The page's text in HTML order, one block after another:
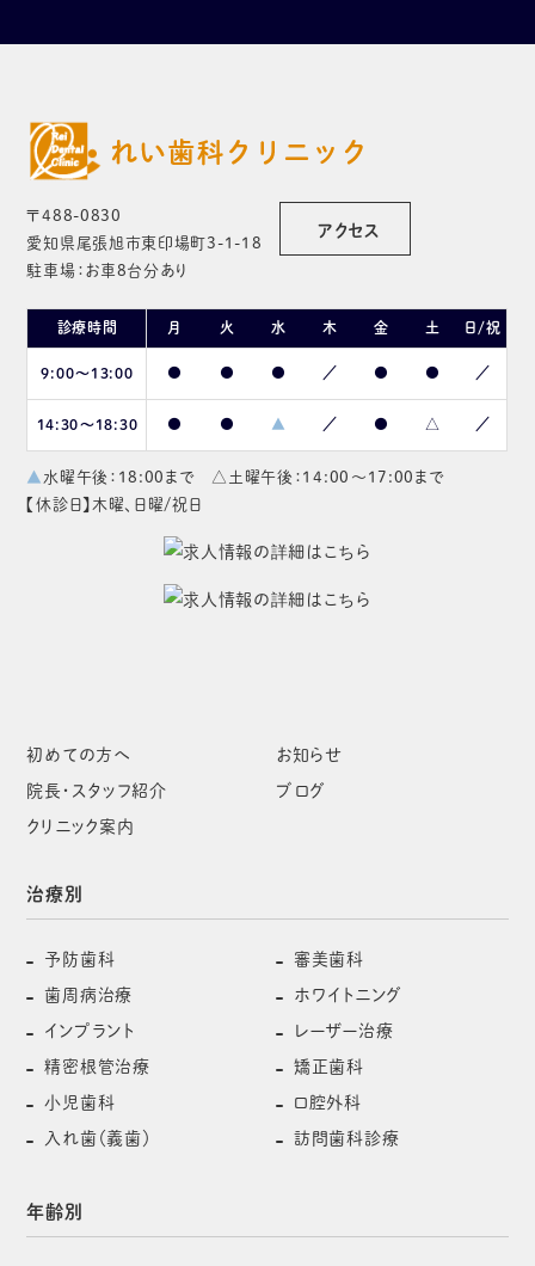
〒488-0830
愛知県尾張旭市東印場町3-1-18
駐車場：お車8台分あり
アクセス
診療時間 月 火 水 木 金 土 日/祝
9:00〜13:00 ● ● ● ／ ● ● ／
14:30〜18:30 ● ● ▲ ／ ● △ ／
▲水曜午後：18:00まで △土曜午後：14:00～17:00まで
【休診日】木曜、日曜/祝日
初めての方へ
院長・スタッフ紹介
クリニック案内
お知らせ
ブログ
治療別
予防歯科
歯周病治療
インプラント
精密根管治療
小児歯科
入れ歯（義歯）
審美歯科
ホワイトニング
レーザー治療
矯正歯科
口腔外科
訪問歯科診療
年齢別